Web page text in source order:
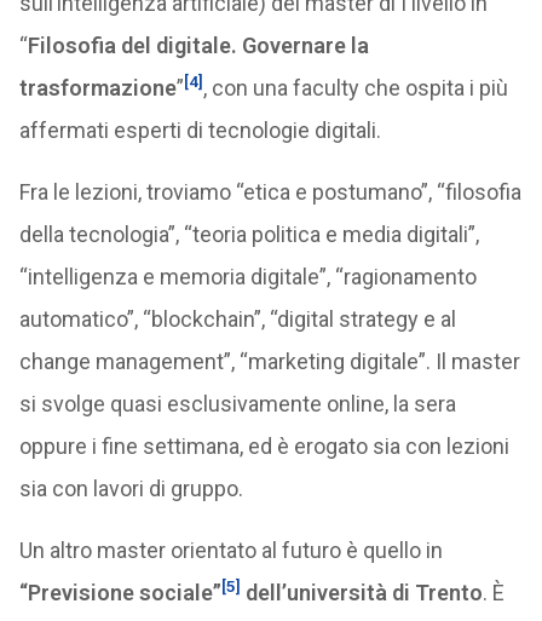
“Filosofia del digitale. Governare la
trasformazione”[4] , con una faculty che ospita i più
affermati esperti di tecnologie digitali.
Fra le lezioni, troviamo “etica e postumano”, “filosofia
della tecnologia”, “teoria politica e media digitali”,
“intelligenza e memoria digitale”, “ragionamento
automatico”, “blockchain”, “digital strategy e al
change management”, “marketing digitale”. Il master
si svolge quasi esclusivamente online, la sera
oppure i fine settimana, ed è erogato sia con lezioni
sia con lavori di gruppo.
Un altro master orientato al futuro è quello in
“Previsione sociale”[5] dell’università di Trento. È